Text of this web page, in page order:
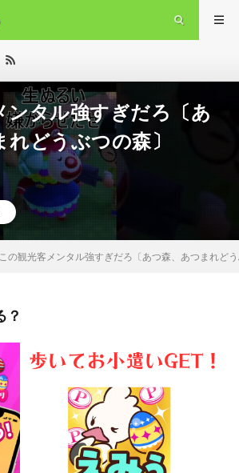
ンタル強すぎだろ〔あ
どうぶつの森〕
この観光客メンタル強すぎだろ〔あつ森、あつまれど
？